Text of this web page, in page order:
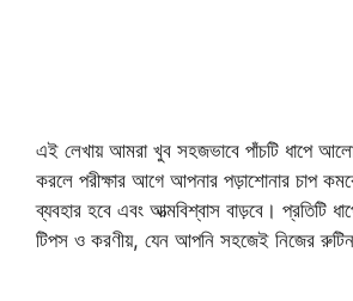
এই লেখায় আমরা খুব সহজভাবে পাঁচটি ধাপে
করলে পরীক্ষার আগে আপনার পড়াশোনার চাপ
ব্যবহার হবে এবং আত্মবিশ্বাস বাড়বে। প্রতিটি
টিপস ও করণীয়, যেন আপনি সহজেই নিজের রুটিন